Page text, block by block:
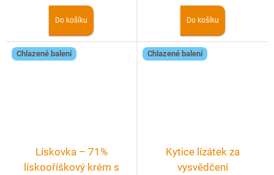
Do košíku Do košíku
Chlazené balení
Lískovka – 71%
lískooříškový krém s
Chlazené balení
Kytice lízátek za
vysvědčení